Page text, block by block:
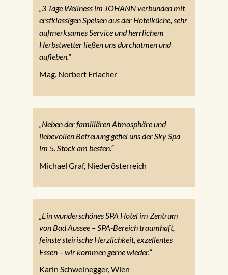
„3 Tage Wellness im JOHANN verbunden mit
erstklassigen Speisen aus der Hotelküche, sehr
aufmerksames Service und herrlichem
Herbstwetter ließen uns durchatmen und
aufleben.“
Mag. Norbert Erlacher
„Neben der familiären Atmosphäre und
liebevollen Betreuung gefiel uns der Sky Spa
im 5. Stock am besten.“
Michael Graf, Niederösterreich
„Ein wunderschönes SPA Hotel im Zentrum
von Bad Aussee – SPA-Bereich traumhaft,
feinste steirische Herzlichkeit, exzellentes
Essen – wir kommen gerne wieder.“
Karin Schweinegger, Wien